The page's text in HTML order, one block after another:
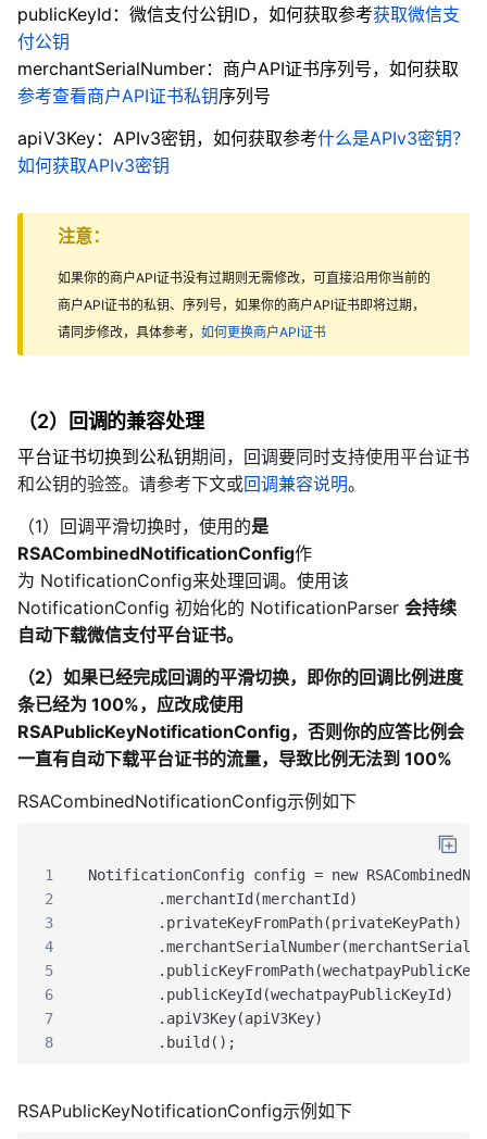
publicKeyId：微信支付公钥ID，如何获取参考获取微信支
付公钥
merchantSerialNumber：商户API证书序列号，如何获取
参考查看商户API证书私钥序列号
apiV3Key：APIv3密钥，如何获取参考什么是APIv3密钥？
如何获取APIv3密钥
注意：
如果你的商户API证书没有过期则无需修改，可直接沿用你当前的
商户API证书的私钥、序列号，如果你的商户API证书即将过期，
请同步修改，具体参考， 如何更换商户API证书
（2）回调的兼容处理
平台证书切换到公私钥期间，回调要同时支持使用平台证书
和公钥的验签。请参考下文或回调兼容说明。
（1）回调平滑切换时，使用的是
RSACombinedNotificationConfig作
为 NotificationConfig来处理回调。使用该
NotificationConfig 初始化的 NotificationParser 会持续
自动下载微信支付平台证书。
（2）如果已经完成回调的平滑切换，即你的回调比例进度
条已经为 100%，应改成使用
RSAPublicKeyNotificationConfig，否则你的应答比例会
一直有自动下载平台证书的流量，导致比例无法到 100%
RSACombinedNotificationConfig示例如下
1
NotificationConfig config = new
2
        .merchantId(merchantId)
3
        .privateKeyFromPath(privateKeyPath)
4
5
6
        .publicKeyId(wechatpayPublicKeyId)
7
        .apiV3Key(apiV3Key)
8
        .build();
RSAPublicKeyNotificationConfig示例如下